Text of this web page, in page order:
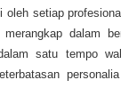
oleh setiap
dalam
satu tempo